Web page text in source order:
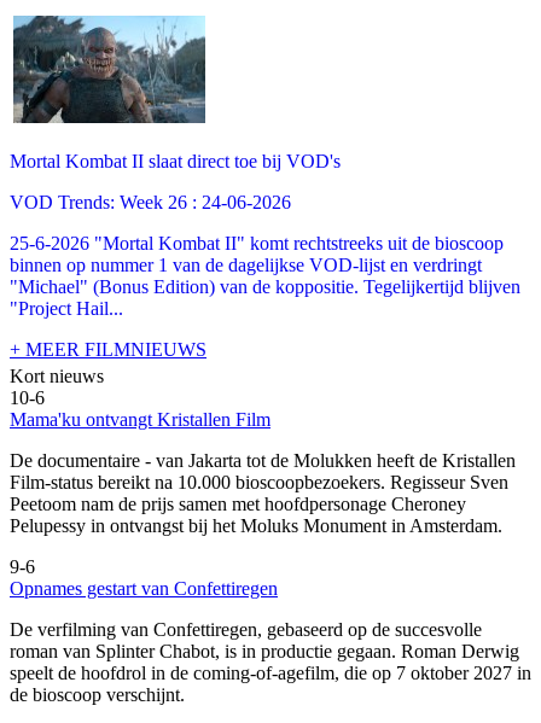
Mortal Kombat II slaat direct toe bij VOD's
VOD Trends: Week 26 : 24-06-2026
25-6-2026 "Mortal Kombat II" komt rechtstreeks uit de bioscoop
binnen op nummer 1 van de dagelijkse VOD-lijst en verdringt
"Michael" (Bonus Edition) van de koppositie. Tegelijkertijd blijven
"Project Hail...
+ MEER FILMNIEUWS
Kort nieuws
10-6
Mama'ku ontvangt Kristallen Film
De documentaire - van Jakarta tot de Molukken heeft de Kristallen
Film-status bereikt na 10.000 bioscoopbezoekers. Regisseur Sven
Peetoom nam de prijs samen met hoofdpersonage Cheroney
Pelupessy in ontvangst bij het Moluks Monument in Amsterdam.
9-6
Opnames gestart van Confettiregen
De verfilming van Confettiregen, gebaseerd op de succesvolle
roman van Splinter Chabot, is in productie gegaan. Roman Derwig
speelt de hoofdrol in de coming-of-agefilm, die op 7 oktober 2027 in
de bioscoop verschijnt.